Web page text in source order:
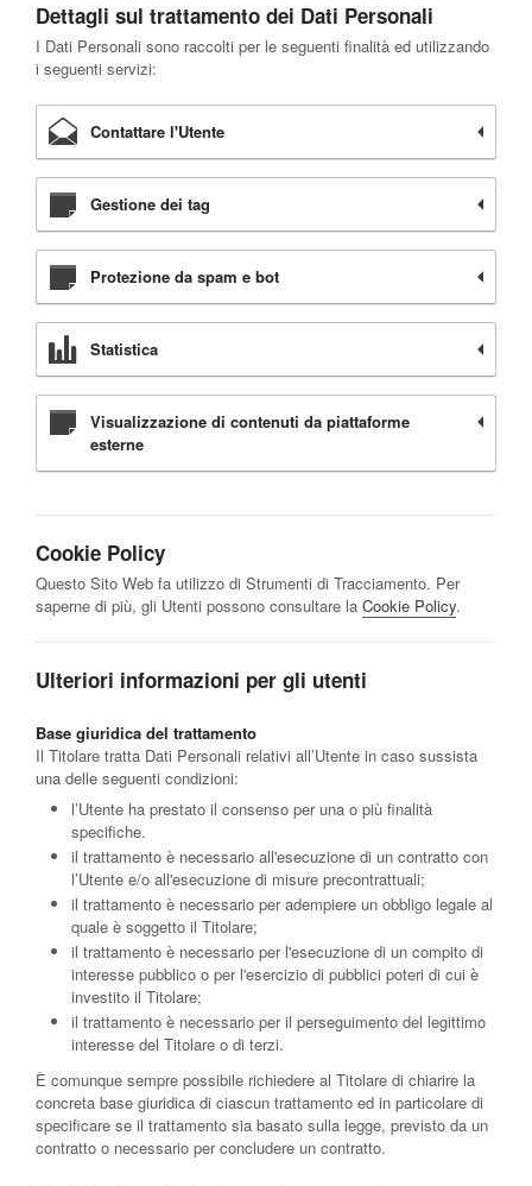
Dettagli sul trattamento dei Dati Personali
I Dati Personali sono raccolti per le seguenti finalità ed utilizzando
i seguenti servizi:
Contattare l'Utente
Gestione dei tag
Protezione da spam e bot
Statistica
Visualizzazione di contenuti da piattaforme
esterne
Cookie Policy
Questo Sito Web fa utilizzo di Strumenti di Tracciamento. Per
saperne di più, gli Utenti possono consultare la Cookie Policy.
Ulteriori informazioni per gli utenti
Base giuridica del trattamento
Il Titolare tratta Dati Personali relativi all’Utente in caso sussista
una delle seguenti condizioni:
l’Utente ha prestato il consenso per una o più finalità
specifiche.
il trattamento è necessario all'esecuzione di un contratto con
l’Utente e/o all'esecuzione di misure precontrattuali;
il trattamento è necessario per adempiere un obbligo legale al
quale è soggetto il Titolare;
il trattamento è necessario per l'esecuzione di un compito di
interesse pubblico o per l'esercizio di pubblici poteri di cui è
investito il Titolare;
il trattamento è necessario per il perseguimento del legittimo
interesse del Titolare o di terzi.
È comunque sempre possibile richiedere al Titolare di chiarire la
concreta base giuridica di ciascun trattamento ed in particolare di
specificare se il trattamento sia basato sulla legge, previsto da un
contratto o necessario per concludere un contratto.